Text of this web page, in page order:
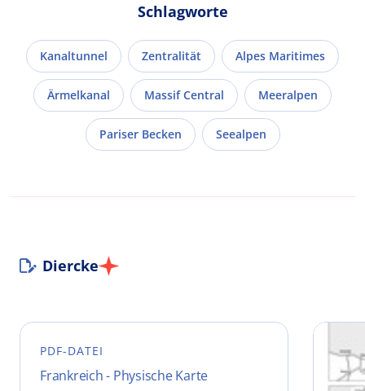
Schlagworte
Kanaltunnel Zentralität Alpes Maritimes
Ärmelkanal Massif Central Meeralpen
Pariser Becken Seealpen
Diercke
PDF-DATEI
Frankreich - Physische Karte